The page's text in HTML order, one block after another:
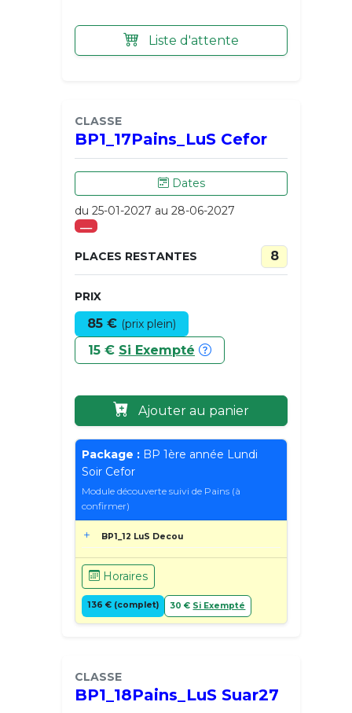
Liste d'attente
CLASSE
BP1_17Pains_LuS Cefor
Dates
du 25-01-2027 au 28-06-2027
___
PLACES RESTANTES 8
PRIX
85 € (prix plein)
15 € Si Exempté
Ajouter au panier
Package : BP 1ère année Lundi
Soir Cefor
Module découverte suivi de Pains (à
confirmer)
BP1_12 LuS Decou
Horaires
136 € (complet) 30 € Si Exempté
CLASSE
BP1_18Pains_LuS Suar27